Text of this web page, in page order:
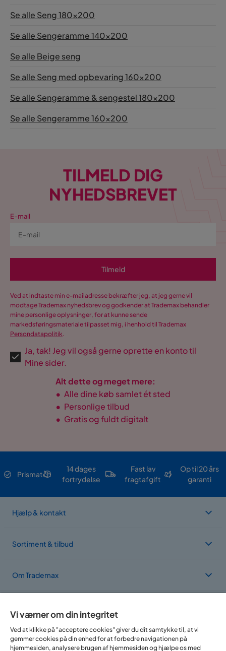
Se alle Seng 180x200
Se alle Sengeramme 140x200
Se alle Beige seng
Se alle Seng med opbevaring 160x200
Se alle Sengeramme & sengestel 180x200
Se alle Sengeramme 160x200
TILMELD DIG
NYHEDSBREVET
E-mail
Tilmeld
Ved at indtaste min e-mailadresse bekræfter jeg, at jeg gerne vil
modtage Trademax nyhedsbrev og godkender at Trademax behandler
mine personlige oplysninger, for at kunne sende
markedsføringsmateriale tilpasset mig, i henhold til Trademax
Persondatapolitik.
Ja, tak! Jeg vil også gerne oprette en konto til
Mine sider.
Alt dette og meget mere:
• Alle dine køb samlet ét sted
• Personlige tilbud
• Gratis og fuldt digitalt
Prismatch
14 dages
fortrydelse
Fast lav
fragtafgift
Op til 20 års
garanti
Hjælp & kontakt
Sortiment & tilbud
Om Trademax
Vi findes i flere forskellige lande
Vi værner om din integritet
Ved at klikke på "acceptere cookies" giver du dit samtykke til, at vi
gemmer cookies på din enhed for at forbedre navigationen på
hjemmesiden, analysere brugen af hjemmesiden og hjælpe os med